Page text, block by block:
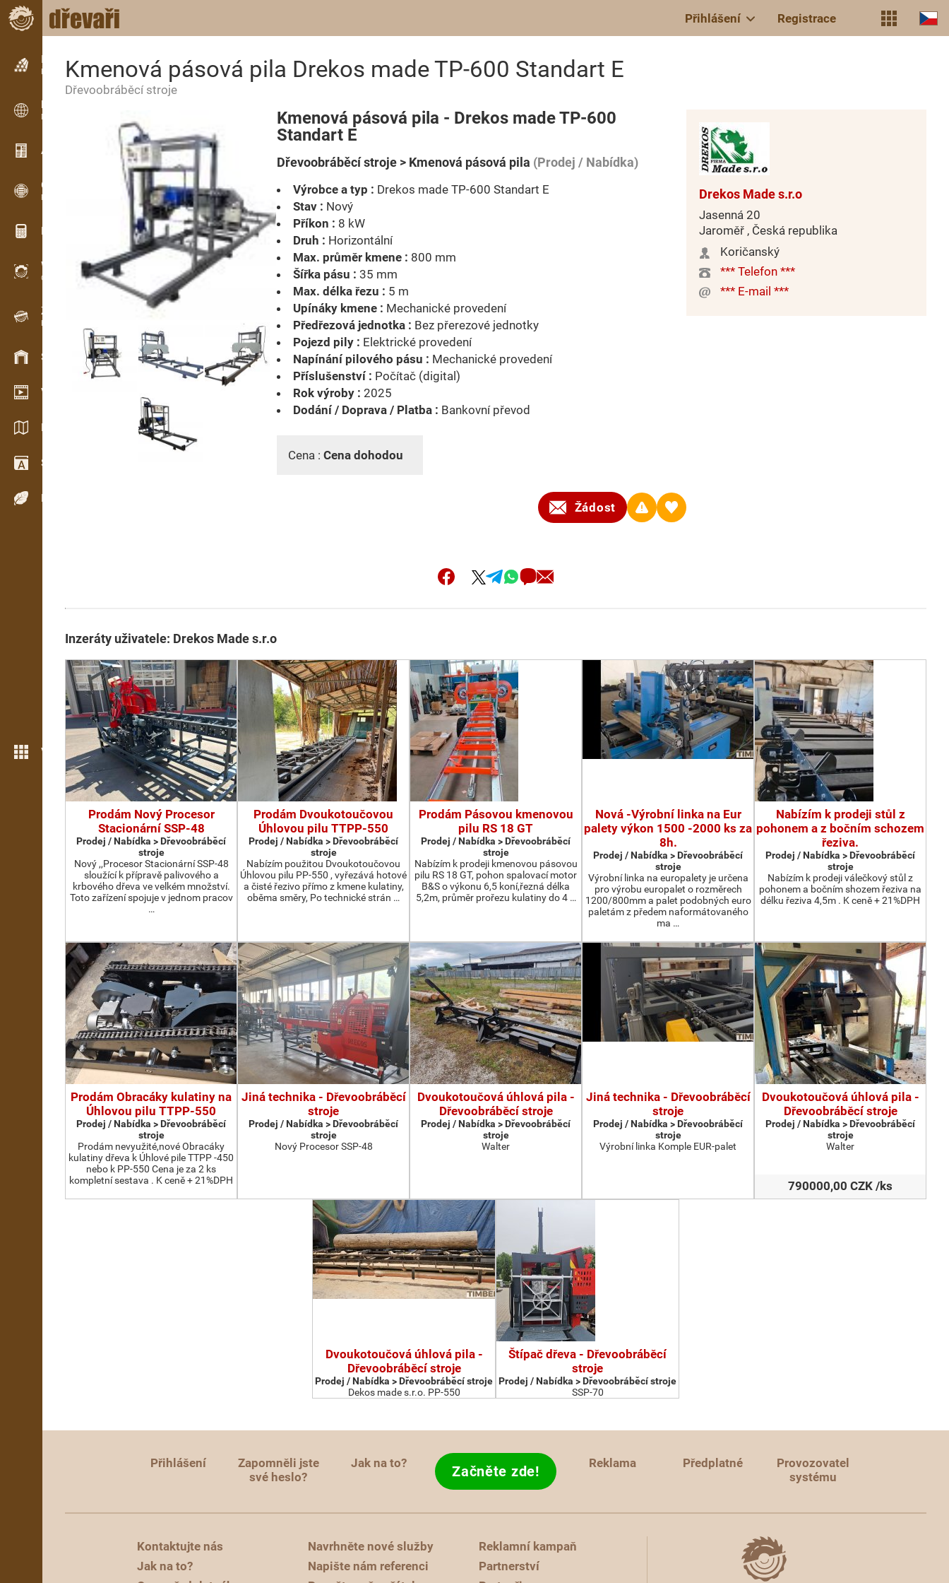
Přihlášení Registrace
Inzerce
Řádková inzerce
Inzerce
Mezinárodní inzerce
Aktuality / Články
OPTI-TIMB
Pořezová schémata
Dřevařské kalkulačky
WoodProfi
Objem dřeva s AI
Záznamník
Evidence dřeva v terénu
Skladové hospodářství
Video showroom
Katalogy / Brožury
Slovník
Dřeviny
Více možností
Kmenová pásová pila Drekos made TP-600 Standart E
Dřevoobráběcí stroje
Kmenová pásová pila - Drekos made TP-600
Standart E
Dřevoobráběcí stroje > Kmenová pásová pila (Prodej / Nabídka)
Výrobce a typ : Drekos made TP-600 Standart E
Stav : Nový
Příkon : 8 kW
Druh : Horizontální
Max. průměr kmene : 800 mm
Šířka pásu : 35 mm
Max. délka řezu : 5 m
Upínáky kmene : Mechanické provedení
Předřezová jednotka : Bez přerezové jednotky
Pojezd pily : Elektrické provedení
Napínání pilového pásu : Mechanické provedení
Příslušenství : Počítač (digital)
Rok výroby : 2025
Dodání / Doprava / Platba : Bankovní převod
Cena : Cena dohodou
Žádost
Drekos Made s.r.o
Jasenná 20
Jaroměř , Česká republika
Koričanský
*** Telefon ***
*** E-mail ***
Inzeráty uživatele: Drekos Made s.r.o
Prodám Nový Procesor
Stacionární SSP-48
Prodej / Nabídka > Dřevoobráběcí
stroje
Nový ,,Procesor Stacionární SSP-48
sloužící k přípravě palivového a
krbového dřeva ve velkém množství.
Toto zařízení spojuje v jednom pracov
…
Prodám Dvoukotoučovou
Úhlovou pilu TTPP-550
Prodej / Nabídka > Dřevoobráběcí
stroje
Nabízím použitou Dvoukotoučovou
Úhlovou pilu PP-550 , vyřezává hotové
a čisté řezivo přímo z kmene kulatiny,
oběma směry, Po technické strán …
Prodám Pásovou kmenovou
pilu RS 18 GT
Prodej / Nabídka > Dřevoobráběcí
stroje
Nabízím k prodeji kmenovou pásovou
pilu RS 18 GT, pohon spalovací motor
B&S o výkonu 6,5 koní,řezná délka
5,2m, průměr prořezu kulatiny do 4 …
Nová -Výrobní linka na Eur
palety výkon 1500 -2000 ks za
8h.
Prodej / Nabídka > Dřevoobráběcí
stroje
Výrobní linka na europalety je určena
pro výrobu europalet o rozměrech
1200/800mm a palet podobných euro
paletám z předem naformátovaného
ma …
Nabízím k prodeji stůl z
pohonem a z bočním schozem
řeziva.
Prodej / Nabídka > Dřevoobráběcí
stroje
Nabízím k prodeji válečkový stůl z
pohonem a bočním shozem řeziva na
délku řeziva 4,5m . K ceně + 21%DPH
Prodám Obracáky kulatiny na
Úhlovou pilu TTPP-550
Prodej / Nabídka > Dřevoobráběcí
stroje
Prodám nevyužité,nové Obracáky
kulatiny dřeva k Úhlové pile TTPP -450
nebo k PP-550 Cena je za 2 ks
kompletní sestava . K ceně + 21%DPH
Jiná technika - Dřevoobráběcí
stroje
Prodej / Nabídka > Dřevoobráběcí
stroje
Nový Procesor SSP-48
Dvoukotoučová úhlová pila -
Dřevoobráběcí stroje
Prodej / Nabídka > Dřevoobráběcí
stroje
Walter
Jiná technika - Dřevoobráběcí
stroje
Prodej / Nabídka > Dřevoobráběcí
stroje
Výrobní linka Komple EUR-palet
Dvoukotoučová úhlová pila -
Dřevoobráběcí stroje
Prodej / Nabídka > Dřevoobráběcí
stroje
Walter
790000,00 CZK /ks
Dvoukotoučová úhlová pila -
Dřevoobráběcí stroje
Prodej / Nabídka > Dřevoobráběcí stroje
Dekos made s.r.o. PP-550
Štípač dřeva - Dřevoobráběcí
stroje
Prodej / Nabídka > Dřevoobráběcí stroje
SSP-70
Přihlášení
Zapomněli jste
své heslo?
Jak na to? Začněte zde! Reklama Předplatné
Provozovatel
systému
Kontaktujte nás
Jak na to?
Navrhněte nové služby
Napište nám referenci
Reklamní kampaň
Partnerství